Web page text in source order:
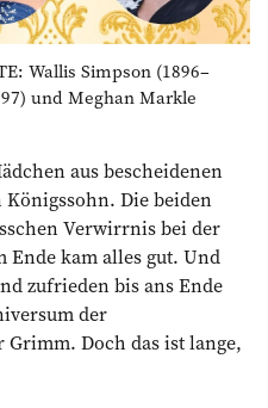
Wallis Simpson (1896–
und Meghan Markle
aus bescheidenen
Die beiden
Verwirrnis bei der
Ende kam alles gut. Und
zufrieden bis ans Ende
der
Doch das ist lange,